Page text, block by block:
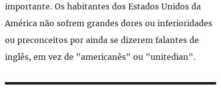
importante. Os habitantes dos Estados Unidos da
América não sofrem grandes dores ou inferioridades
ou preconceitos por ainda se dizerem falantes de
inglês, em vez de "americanês" ou "unitedian".